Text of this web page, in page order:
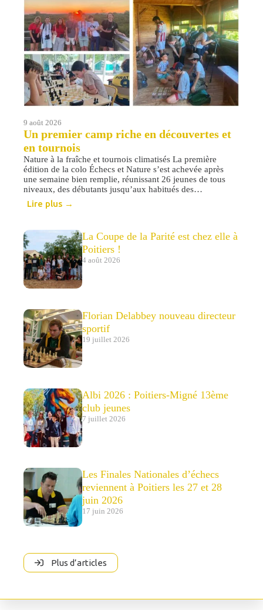
9 août 2026
Un premier camp riche en découvertes et
en tournois
Nature à la fraîche et tournois climatisés La première
édition de la colo Échecs et Nature s’est achevée après
une semaine bien remplie, réunissant 26 jeunes de tous
niveaux, des débutants jusqu’aux habitués des
Championnats de France jeunes. Le camp était dirigé par
Inès Leriche et Réwi Budak, entourés d’une équipe
Lire plus →
La Coupe de la Parité est chez elle à
Poitiers !
4 août 2026
Florian Delabbey nouveau directeur
sportif
19 juillet 2026
Albi 2026 : Poitiers-Migné 13ème
club jeunes
7 juillet 2026
Les Finales Nationales d’échecs
reviennent à Poitiers les 27 et 28
juin 2026
17 juin 2026
Plus d’articles